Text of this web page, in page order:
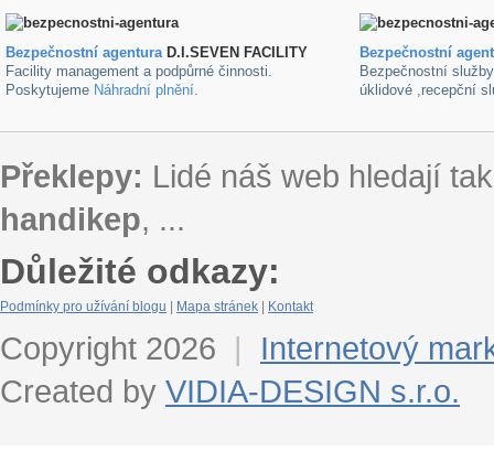
Bezpečnostní agenturaD.I.SEVEN FACILITY
Facility management a podpůrné činnosti.
Poskytujeme Náhradní plnění.
Bezpečnostní
Bezpečnostní
úklidové ,recepční
Překlepy: Lidé náš web hledají
handikep, ...
Důležité odkazy:
Podmínky pro užívání blogu Mapa stránek Kontakt
Copyright 2026 |
Internetový
Created by VIDIA-DESIGN s.r.o.